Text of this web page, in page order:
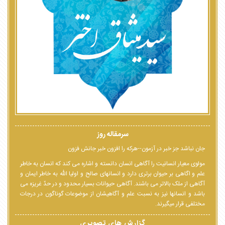
سرمقاله روز
جان نباشد جز خبر در آزمون--هرکه را افزون خبر جانش فزون
مولوی معیار انسانیت را آگاهی انسان دانسته و اشاره می کند که انسان به خاطر
علم و اگاهی بر حیوان برتری دارد و انسانهای صالح و اولیا الله به خاطر ایمان و
آگاهی از ملک بالاتر می باشند. آگاهی حیوانات بسیار محدود و در حدّ غریزه می
باشد و انسانها نیز به نسبت علم و آگاهیشان از موضوعات گوناگون در درجات
مختلفی قرار میگیرند.